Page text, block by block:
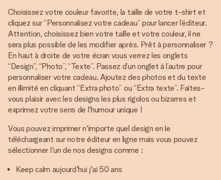
Choisissez votre couleur favorite, la taille de votre t-shirt et
cliquez sur “Personnalisez votre cadeau” pour lancer l’éditeur.
Attention, choisissez bien votre taille et votre couleur, il ne
sera plus possible de les modifier après. Prêt à personnaliser ?
En haut à droite de votre écran vous verrez les onglets
“Design”, “Photo”, “Texte”. Passez d’un onglet à l’autre pour
personnaliser votre cadeau. Ajoutez des photos et du texte
en illimité en cliquant “Extra photo” ou “Extra texte”. Faites-
vous plaisir avec les designs les plus rigolos ou bizarres et
exprimez votre sens de l'humour unique !
Vous pouvez imprimer n'importe quel design en le
téléchargeant sur notre éditeur en ligne mais vous pouvez
sélectionner l'un de nos designs comme :
Keep calm aujourd'hui j'ai 50 ans